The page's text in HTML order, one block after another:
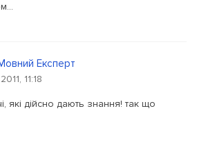
Експерт
11:18
які дійсно дають знання! так що